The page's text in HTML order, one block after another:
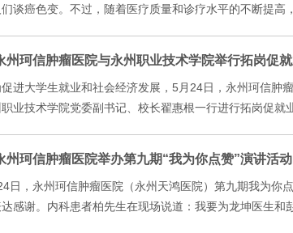
谈癌色变。不过，随着医疗质量和诊疗水平的不断提高
州珂信肿瘤医院与永州职业技术学院举行拓岗促
进大学生就业和社会经济发展，5月24日，永州珂信肿
业技术学院党委副书记、校长翟惠根一行进行拓岗促就
州珂信肿瘤医院举办第九期“我为你点赞”演讲活动
日，永州珂信肿瘤医院（永州天鸿医院）第九期我为你
感谢。内科患者柏先生在现场说道：我要为龙坤医生和